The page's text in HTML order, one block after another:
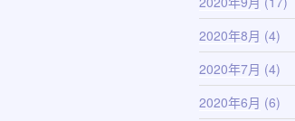
2020年8月 (4)
2020年7月 (4)
2020年6月 (6)